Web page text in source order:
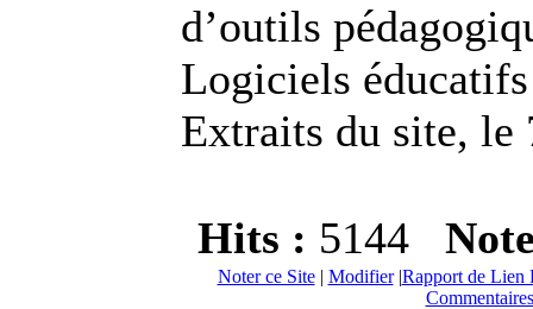
d’outils
Logiciels éducatifs
Extraits du site, le
Hits : 5144
Noter ce Site| Modifier|Rapport de Lien